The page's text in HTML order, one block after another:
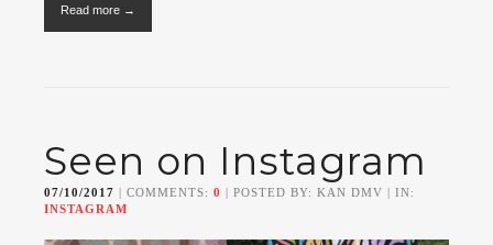
Read more →
Seen on Instagram
07/10/2017 | COMMENTS: 0 | POSTED BY: KAN DMV | IN:
INSTAGRAM